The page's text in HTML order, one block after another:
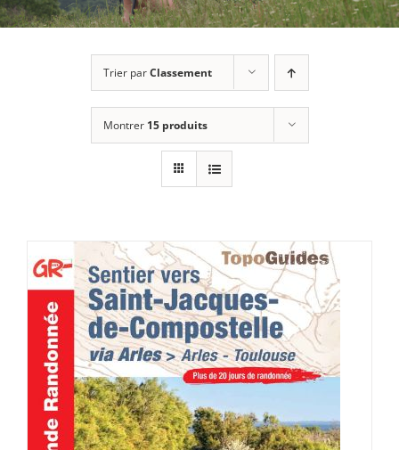
Trier parClassement
Montrer 15 produits